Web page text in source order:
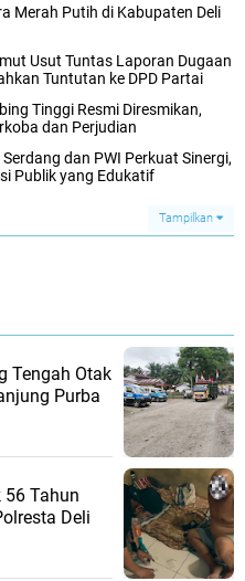
Merah Putih di Kabupaten Deli
Usut Tuntas Laporan Dugaan
Tuntutan ke DPD Partai
Tinggi Resmi Diresmikan,
dan Perjudian
dan PWI Perkuat Sinergi,
Publik yang Edukatif
Tampilkan
Tengah Otak
Purba
56 Tahun
Deli